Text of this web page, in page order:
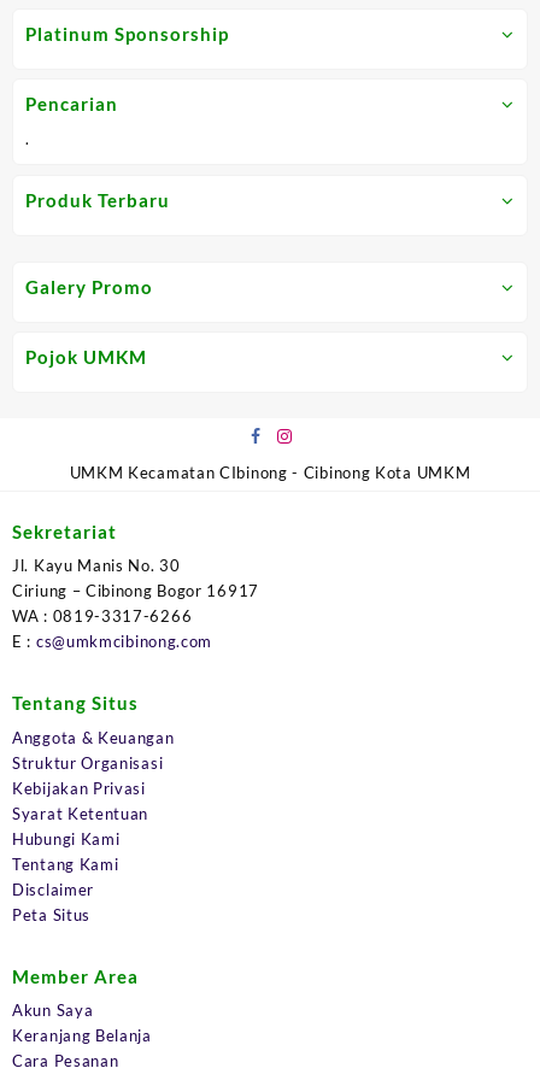
Platinum Sponsorship
Pencarian
.
Produk Terbaru
of
Galery Promo
Pojok UMKM
UMKM Kecamatan CIbinong - Cibinong Kota UMKM
Sekretariat
Jl. Kayu Manis No. 30
Ciriung – Cibinong Bogor 16917
WA : 0819-3317-6266
E : cs@umkmcibinong.com
Tentang Situs
Anggota & Keuangan
Struktur Organisasi
Kebijakan Privasi
Syarat Ketentuan
Hubungi Kami
Tentang Kami
Disclaimer
Peta Situs
Member Area
Akun Saya
Keranjang Belanja
Cara Pesanan